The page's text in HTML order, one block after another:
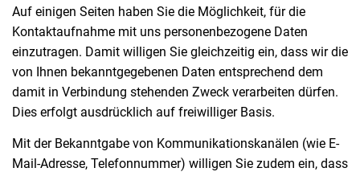
Auf einigen Seiten haben Sie die Möglichkeit, für die
Kontaktaufnahme mit uns personenbezogene Daten
einzutragen. Damit willigen Sie gleichzeitig ein, dass wir die
von Ihnen bekanntgegebenen Daten entsprechend dem
damit in Verbindung stehenden Zweck verarbeiten dürfen.
Dies erfolgt ausdrücklich auf freiwilliger Basis.
Mit der Bekanntgabe von Kommunikationskanälen (wie E-
Mail-Adresse, Telefonnummer) willigen Sie zudem ein, dass